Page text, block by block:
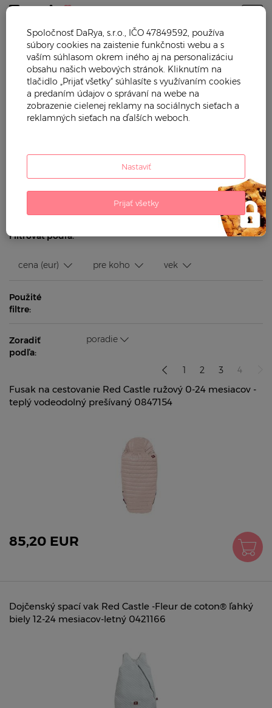
RED CASTLE
Hračky
Starostlivosť o dieťa
Kočíky a autosedačky
Filtrovať podľa:
Použité
filtre:
Zoradiť
podľa:
poradie
1 2 3 4
Fusak na cestovanie Red Castle ružový 0-24 mesiacov -
teplý vodeodolný prešívaný 0847154
85,20 EUR
Dojčenský spací vak Red Castle -Fleur de coton® ľahký
biely 12-24 mesiacov-letný 0421166
Spoločnosť DaRya, s.r.o., IČO 47849592, používa
súbory cookies na zaistenie funkčnosti webu a s
vaším súhlasom okrem iného aj na personalizáciu
obsahu našich webových stránok. Kliknutím na
tlačidlo „Prijať všetky“ súhlasíte s využívaním cookies
a predaním údajov o správaní na webe na
zobrazenie cielenej reklamy na sociálnych sieťach a
reklamných sieťach na ďalších weboch.
Nastaviť
Prijať všetky